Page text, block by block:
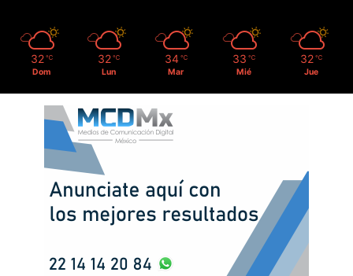
32 ℃
Dom
32 ℃
Lun
34 ℃
Mar
33 ℃
Mié
32 ℃
Jue